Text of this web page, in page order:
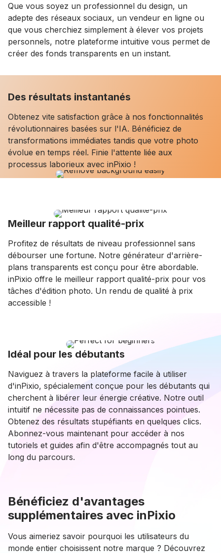
Que vous soyez un professionnel du design, un
adepte des réseaux sociaux, un vendeur en ligne ou
que vous cherchiez simplement à élever vos projets
personnels, notre plateforme intuitive vous permet de
créer des fonds transparents en un instant.
Des résultats instantanés
Obtenez vite satisfaction grâce à nos fonctionnalités
révolutionnaires basées sur l'IA. Bénéficiez de
transformations immédiates tandis que votre photo
évolue en temps réel. Finie l'attente liée aux
processus laborieux avec inPixio !
Meilleur rapport qualité-prix
Profitez de résultats de niveau professionnel sans
débourser une fortune. Notre générateur d'arrière-
plans transparents est conçu pour être abordable.
inPixio offre le meilleur rapport qualité-prix pour vos
tâches d'édition photo. Un rendu de qualité à prix
accessible !
Idéal pour les débutants
Naviguez à travers la plateforme facile à utiliser
d'inPixio, spécialement conçue pour les débutants qui
cherchent à libérer leur énergie créative. Notre outil
intuitif ne nécessite pas de connaissances pointues.
Obtenez des résultats stupéfiants en quelques clics.
Abonnez-vous maintenant pour accéder à nos
tutoriels et guides afin d'être accompagnés tout au
long du parcours.
Bénéficiez d'avantages
supplémentaires avec inPixio
Vous aimeriez savoir pourquoi les utilisateurs du
monde entier choisissent notre marque ? Découvrez